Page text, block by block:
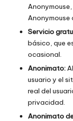
g
a
Anonymouse
Servicio
básico, que
ocasional.
Anonimato:
usuario y el
real del
privacidad.
Anonimato